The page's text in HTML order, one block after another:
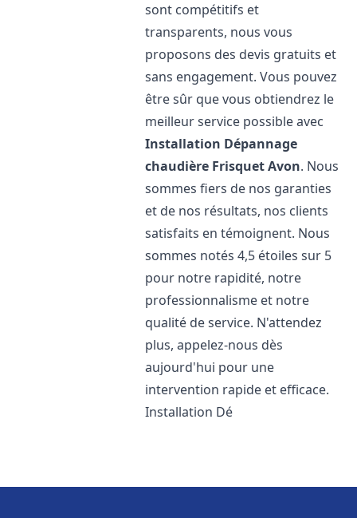
sont compétitifs et
transparents, nous vous
proposons des devis gratuits et
sans engagement. Vous pouvez
être sûr que vous obtiendrez le
meilleur service possible avec
Installation Dépannage
chaudière FrisquetAvon. Nous
sommes fiers de nos garanties
et de nos résultats, nos clients
satisfaits en témoignent. Nous
sommes notés 4,5 étoiles sur 5
pour notre rapidité, notre
professionnalisme et notre
qualité de service. N'attendez
plus, appelez-nous dès
aujourd'hui pour une
intervention rapide et efficace.
Installation Dé